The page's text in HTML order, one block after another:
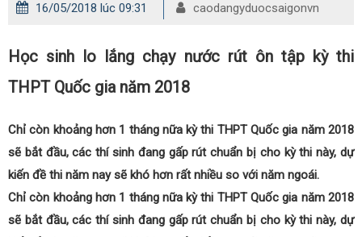
16/05/2018 lúc 09:31 caodangyduocsaigonvn
Học sinh lo lắng chạy nước rút ôn tập kỳ thi
THPT Quốc gia năm 2018
Chỉ còn khoảng hơn 1 tháng nữa kỳ thi THPT Quốc gia năm 2018
sẽ bắt đầu, các thí sinh đang gấp rút chuẩn bị cho kỳ thi này, dự
kiến đề thi năm nay sẽ khó hơn rất nhiều so với năm ngoái.
Chỉ còn khoảng hơn 1 tháng nữa kỳ thi THPT Quốc gia năm 2018
sẽ bắt đầu, các thí sinh đang gấp rút chuẩn bị cho kỳ thi này, dự